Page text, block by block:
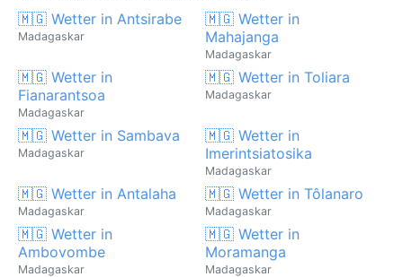
🇲🇬 Wetter in Antsirabe
Madagaskar
🇲🇬 Wetter in
Mahajanga
Madagaskar
🇲🇬 Wetter in
Fianarantsoa
Madagaskar
🇲🇬 Wetter in Toliara
Madagaskar
🇲🇬 Wetter in Sambava
Madagaskar
🇲🇬 Wetter in
Imerintsiatosika
Madagaskar
🇲🇬 Wetter in Antalaha
Madagaskar
🇲🇬 Wetter in Tôlanaro
Madagaskar
🇲🇬 Wetter in
Ambovombe
Madagaskar
🇲🇬 Wetter in
Moramanga
Madagaskar